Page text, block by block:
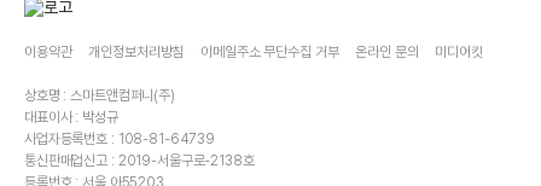
이용약관 개인정보처리방침 이메일주소 무단수집 거부 온라인 문의 미디어킷
상호명 : 스마트앤컴퍼니(주)
대표이사 : 박성규
사업자등록번호 : 108-81-64739
통신판매업신고 : 2019-서울구로-2138호